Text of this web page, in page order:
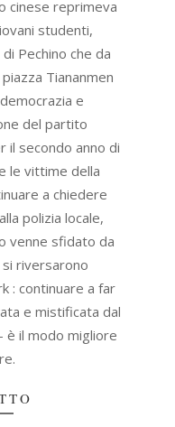
cinese reprimeva
studenti,
Pechino che da
Tiananmen
e
del partito
il secondo anno di
le vittime della
a chiedere
polizia locale,
venne sfidato da
riversarono
: continuare a far
e mistificata dal
è il modo migliore